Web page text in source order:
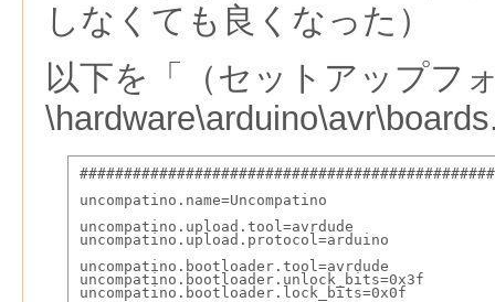
しなくても良くなった）
以下を「（セットアップフ
uncompatino.name=Uncompatino
uncompatino.upload.tool=avrdude
uncompatino.upload.protocol=arduino
uncompatino.bootloader.tool=avrdude
uncompatino.bootloader.unlock_bits=0x3f
uncompatino.bootloader.lock_bits=0x0f